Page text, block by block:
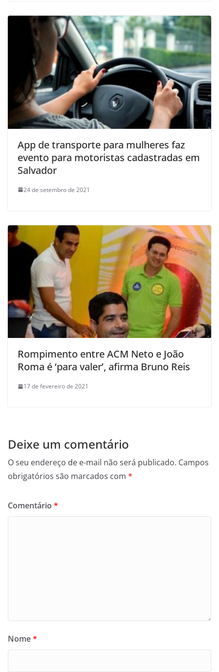
App de transporte para mulheres faz
evento para motoristas cadastradas em
Salvador
24 de setembro de 2021
Rompimento entre ACM Neto e João
Roma é ‘para valer’, afirma Bruno Reis
17 de fevereiro de 2021
Deixe um comentário
O seu endereço de e-mail não será publicado. Campos
obrigatórios são marcados com *
Comentário *
Nome*